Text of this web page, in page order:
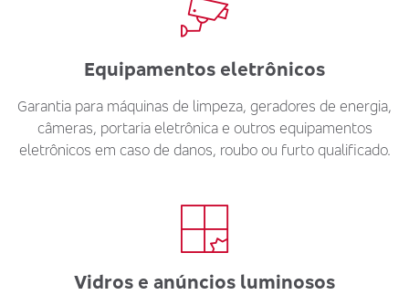
Equipamentos eletrônicos
Garantia para máquinas de limpeza, geradores de energia,
câmeras, portaria eletrônica e outros equipamentos
eletrônicos em caso de danos, roubo ou furto qualificado.
Vidros e anúncios luminosos